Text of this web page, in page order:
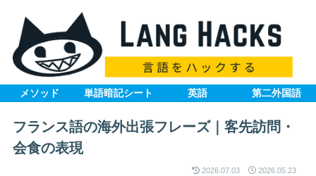
メソッド 単語暗記シート 英語 第二外国語
フランス語の海外出張フレーズ｜客先訪問・
会食の表現
2026.07.03 2026.05.23